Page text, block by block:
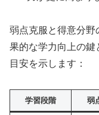
弱点克服と得意分野
果的な学力向上の鍵
目安を示します：
学習段階 弱